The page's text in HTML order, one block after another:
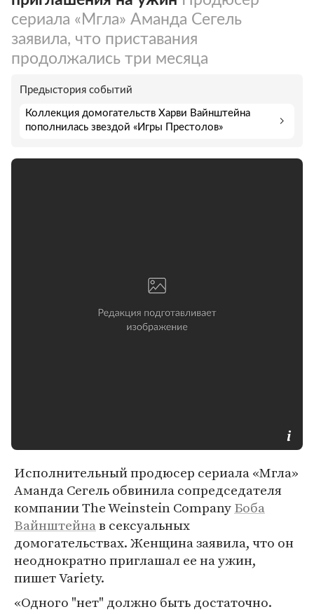
сериала «Мгла» Аманда Сегель
заявила, что приставания
продолжались три месяца
Предыстория событий
Коллекция домогательств Харви Вайнштейна
пополнилась звездой «Игры Престолов»
Исполнительный продюсер сериала «Мгла»
Аманда Сегель обвинила сопредседателя
компании The Weinstein CompanyБоба
Вайнштейнав сексуальных
домогательствах. Женщина заявила, что он
неоднократно приглашал ее на ужин,
пишет Variety.
«Одного "нет" должно быть достаточно.